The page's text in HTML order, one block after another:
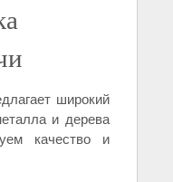
широкий
и дерева
качество и